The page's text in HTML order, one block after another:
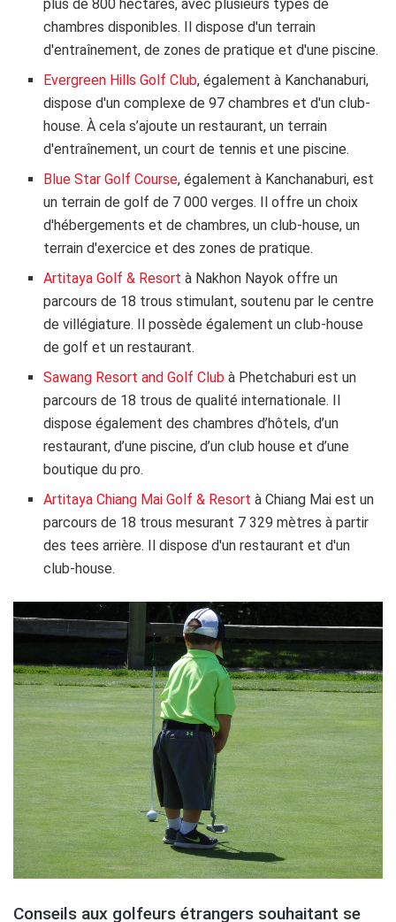
plus de 800 hectares, avec plusieurs types de
chambres disponibles. Il dispose d'un terrain
d'entraînement, de zones de pratique et d'une piscine.
Evergreen Hills Golf Club, également à Kanchanaburi,
dispose d'un complexe de 97 chambres et d'un club-
house. À cela s’ajoute un restaurant, un terrain
d'entraînement, un court de tennis et une piscine.
Blue Star Golf Course, également à Kanchanaburi, est
un terrain de golf de 7 000 verges. Il offre un choix
d'hébergements et de chambres, un club-house, un
terrain d'exercice et des zones de pratique.
Artitaya Golf & Resort à Nakhon Nayok offre un
parcours de 18 trous stimulant, soutenu par le centre
de villégiature. Il possède également un club-house
de golf et un restaurant.
Sawang Resort and Golf Club à Phetchaburi est un
parcours de 18 trous de qualité internationale. Il
dispose également des chambres d’hôtels, d’un
restaurant, d’une piscine, d’un club house et d’une
boutique du pro.
Artitaya Chiang Mai Golf & Resort à Chiang Mai est un
parcours de 18 trous mesurant 7 329 mètres à partir
des tees arrière. Il dispose d'un restaurant et d'un
club-house.
Conseils aux golfeurs étrangers souhaitant se